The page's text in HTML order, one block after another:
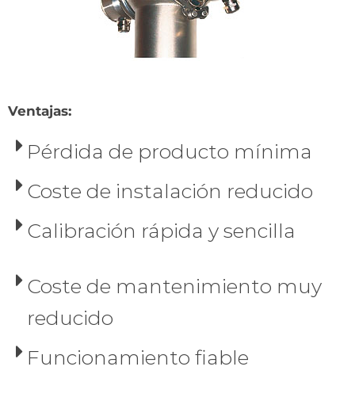
Ventajas:
Pérdida de producto mínima
Coste de instalación reducido
Calibración rápida y sencilla
Coste de mantenimiento muy
reducido
Funcionamiento fiable